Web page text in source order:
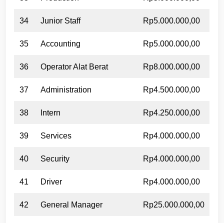
34 Junior Staff Rp5.000.000,00
35 Accounting Rp5.000.000,00
36 Operator Alat Berat Rp8.000.000,00
37 Administration Rp4.500.000,00
38 Intern Rp4.250.000,00
39 Services Rp4.000.000,00
40 Security Rp4.000.000,00
41 Driver Rp4.000.000,00
42 General Manager Rp25.000.000,00